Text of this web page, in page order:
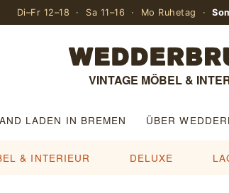
Di–Fr 12–18 · Sa 11–16 · Mo Ruhetag ·
VINTAGE MÖBEL &
LADEN IN BREMEN ÜBER
& INTERIEUR DELUXE